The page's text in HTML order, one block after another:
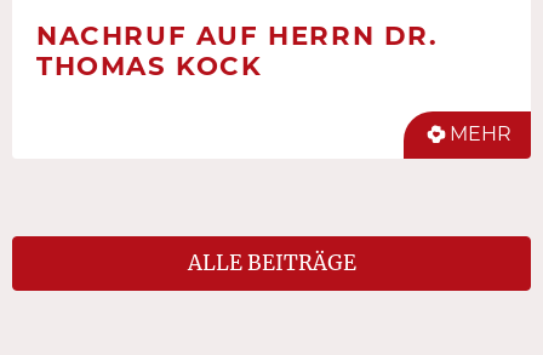
NACHRUF AUF HERRN DR.
THOMAS KOCK
MEHR
ALLE BEITRÄGE